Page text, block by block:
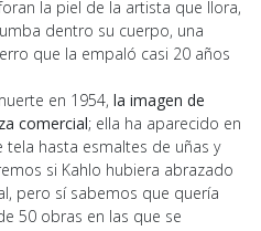
la piel de la artista que llora,
dentro su cuerpo, una
que la empaló casi 20 años
en 1954, la imagen de
comercial; ella ha aparecido en
hasta esmaltes de uñas y
si Kahlo hubiera abrazado
pero sí sabemos que quería
50 obras en las que se